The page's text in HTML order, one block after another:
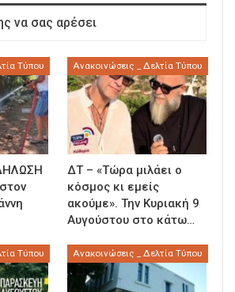
να σας αρέσει
Τύπου Ανακοινώσεις _ Δελτία Τύπου
ΔΤ – «Τώρα μιλάει ο
κόσμος κι εμείς
ακούμε». Την Κυριακή 9
Αυγούστου στο κάτω…
Τύπου Ανακοινώσεις _ Δελτία Τύπου